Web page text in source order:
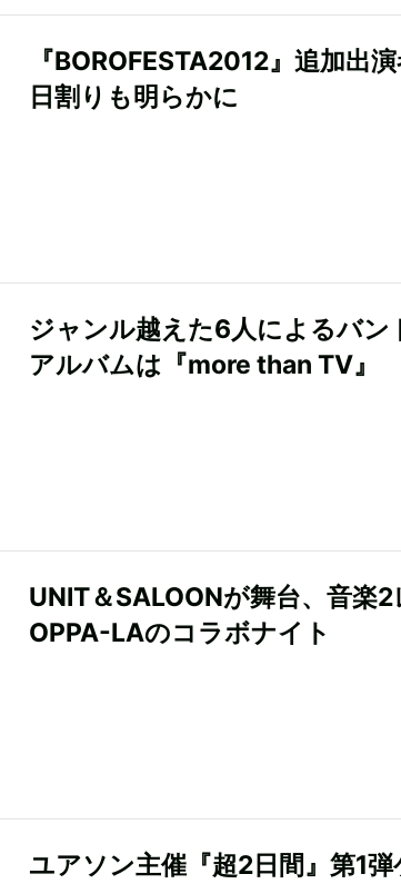
『BOROFESTA2012』追加出
日割りも明らかに
ジャンル越えた6人によるバ
アルバムは『more than TV』
UNIT＆SALOONが舞台、音楽
OPPA-LAのコラボナイト
ユアソン主催『超2日間』第1